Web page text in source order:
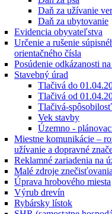
Daň za užívanie
Daň za ubytovanie
Evidencia obyvateľstva
Určenie a rušenie
orientačného čísla
Posúdenie odkázanosti
Stavebný úrad
Tlačivá do
Tlačivá od
Tlačivá-
Vek stavby
Územno -
Miestne komunikácie –
užívanie a dopravné
Reklamné zariadenia na
Malé zdroje
Úprava hrobového miesta
Výrub drevín
Rybársky lístok